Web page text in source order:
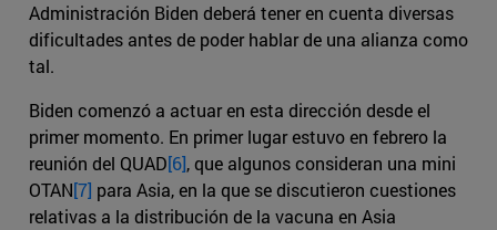
Administración Biden deberá tener en cuenta diversas
dificultades antes de poder hablar de una alianza como
tal.
Biden comenzó a actuar en esta dirección desde el
primer momento. En primer lugar estuvo en febrero la
reunión del QUAD[6], que algunos consideran una mini
OTAN[7] para Asia, en la que se discutieron cuestiones
relativas a la distribución de la vacuna en Asia